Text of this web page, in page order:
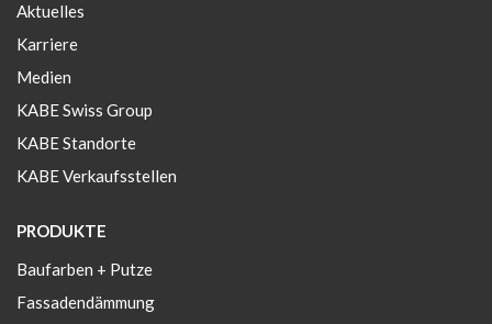
Aktuelles
Karriere
Medien
KABE Swiss Group
KABE Standorte
KABE Verkaufsstellen
PRODUKTE
Baufarben + Putze
Fassadendämmung